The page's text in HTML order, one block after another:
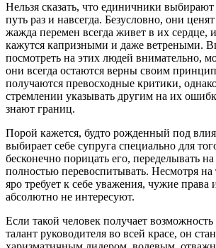
Нельзя сказать, что единичники
путь раз и навсегда. Безусловно, они
жажда перемен всегда живет в их сердце,
кажутся капризными и даже ветреными.
посмотреть на этих людей внимательно,
они всегда остаются верны своим
получаются превосходные критики,
стремлении указывать другим на их
знают границ.
Порой кажется, будто рожденный под
выбирает себе супруга специально для
бесконечно порицать его, переделывать
полностью перевоспитывать. Несмотря
яро требует к себе уважения, чужие права
абсолютно не интересуют.
Если такой человек получает
талант руководителя во всей красе, он